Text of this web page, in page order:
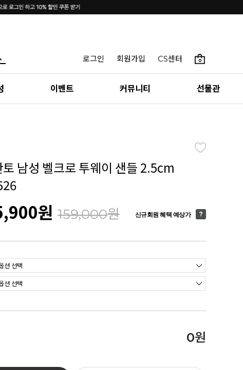
로그인 회원가입 CS센터 0
이벤트 커뮤니티 선물관
남성 벨크로 투웨이 샌들 2.5cm
원 159,000원 신규회원 혜택 예상가
0원